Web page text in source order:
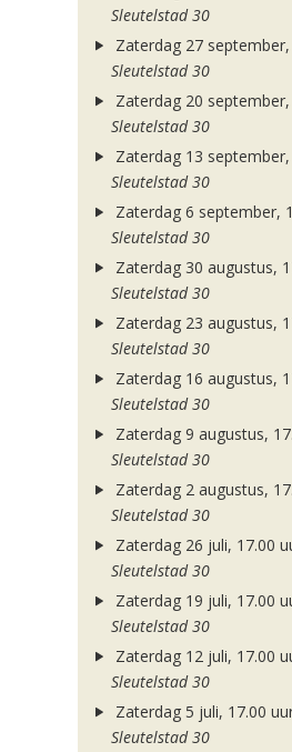
Sleutelstad 30
Zaterdag 27
Sleutelstad 30
Zaterdag 20
Sleutelstad 30
Zaterdag 13
Sleutelstad 30
Zaterdag 6 september,
Sleutelstad 30
Zaterdag 30 augustus,
Sleutelstad 30
Zaterdag 23 augustus,
Sleutelstad 30
Zaterdag 16 augustus,
Sleutelstad 30
Zaterdag 9 augustus,
Sleutelstad 30
Zaterdag 2 augustus,
Sleutelstad 30
Zaterdag 26 juli, 17.00
Sleutelstad 30
Zaterdag 19 juli, 17.00
Sleutelstad 30
Zaterdag 12 juli, 17.00
Sleutelstad 30
Zaterdag 5 juli, 17.00
Sleutelstad 30